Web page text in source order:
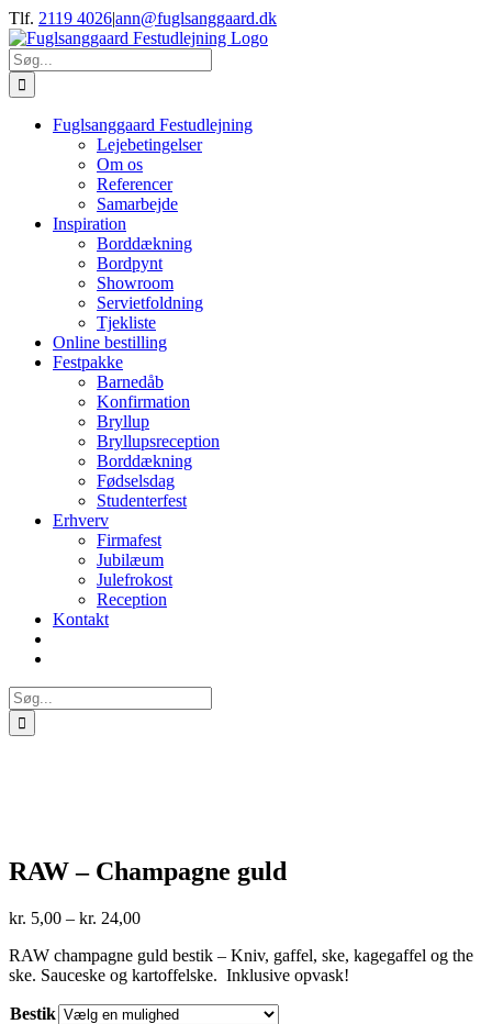
Skip
to
content
Tlf. 2119 4026|ann@fuglsanggaard.dk
Søg
efter:
Fuglsanggaard Festudlejning
Lejebetingelser
Om os
Referencer
Samarbejde
Inspiration
Borddækning
Bordpynt
Showroom
Servietfoldning
Tjekliste
Online bestilling
Festpakke
Barnedåb
Konfirmation
Bryllup
Bryllupsreception
Borddækning
Fødselsdag
Studenterfest
Erhverv
Firmafest
Jubilæum
Julefrokost
Reception
Kontakt
Søg
efter:
RAW – Champagne guld
kr. 5,00 – kr. 24,00Prisinterval:
til
kr. 24,00
RAW champagne guld bestik – Kniv, gaffel, ske, kagegaffel og the
ske. Sauceske og kartoffelske. Inklusive opvask!
Bestik